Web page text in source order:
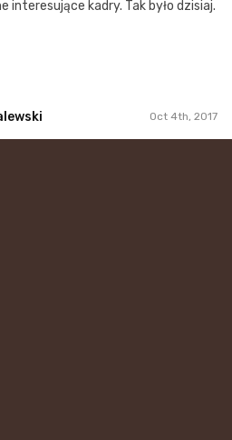
interesujące kadry. Tak było dzisiaj.
Oct 4th, 2017